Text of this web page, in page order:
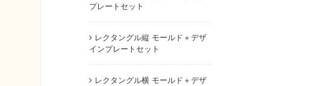
プレートセット
レクタングル縦 モールド＋デザ
インプレートセット
レクタングル横 モールド＋デザ